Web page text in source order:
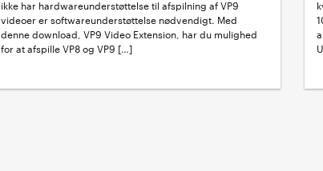
ikke har hardwareunderstøttelse til afspilning af VP9
videoer er softwareunderstøttelse nødvendigt. Med
denne download, VP9 Video Extension, har du mulighed
for at afspille VP8 og VP9 […]